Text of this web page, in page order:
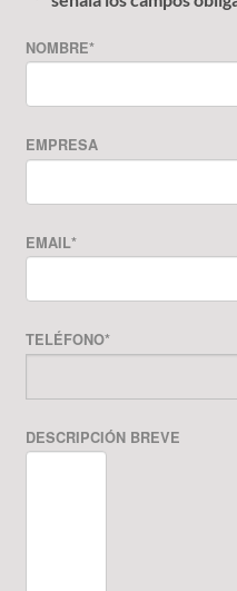
NOMBRE*
EMPRESA
EMAIL*
TELÉFONO*
DESCRIPCIÓN BREVE